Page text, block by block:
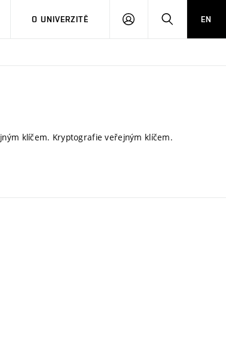
O UNIVERZITĚ
PŘIHLÁSIT HLEDATEN
klíčem. Kryptografie veřejným klíčem.